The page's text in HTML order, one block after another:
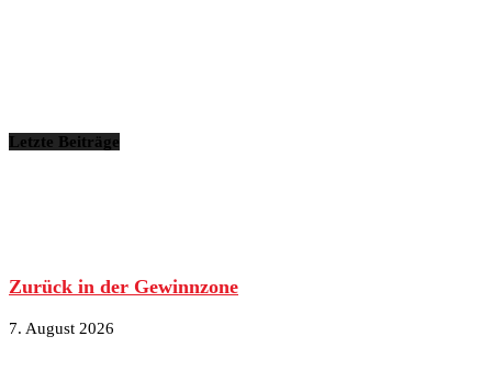
Letzte Beiträge
Zurück in der Gewinnzone
7. August 2026